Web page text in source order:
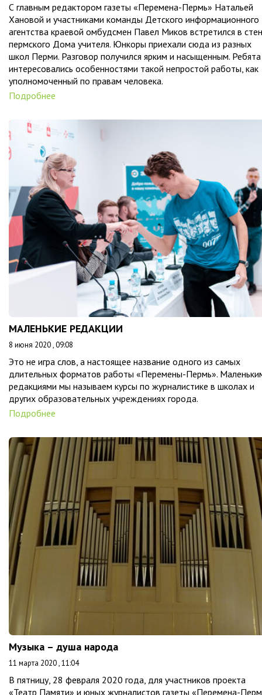
С главным редактором газеты «Перемена-Пермь» Натальей
Хановой и участниками команды Детского информационного
агентства краевой омбудсмен Павел Миков встретился в
пермского Дома учителя. Юнкоры приехали сюда из разных
школ Перми. Разговор получился ярким и насыщенным. Ребята
интересовались особенностями такой непростой работы, как
уполномоченный по правам человека.
Подробнее
МАЛЕНЬКИЕ РЕДАКЦИИ
8 июня 2020 , 09:08
Это не игра слов, а настоящее название одного из самых
длительных форматов работы «Перемены-Пермь».
редакциями мы называем курсы по журналистике в школах и
других образовательных учреждениях города.
Подробнее
Музыка – душа народа
11 марта 2020 , 11:04
В пятницу, 28 февраля 2020 года, для участников проекта
«Театр Памяти» и юных журналистов газеты «Перемена-